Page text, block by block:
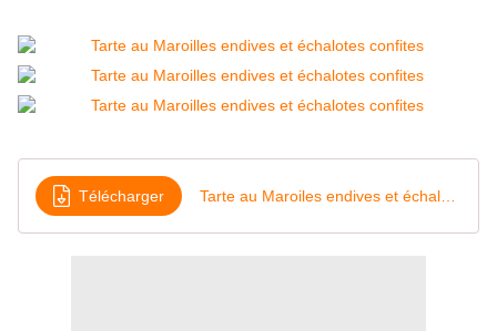
Télécharger